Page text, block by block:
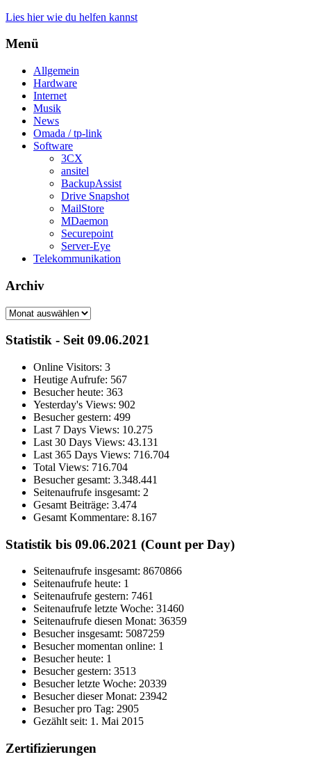
Lies hier wie du helfen kannst
Menü
Allgemein
Hardware
Internet
Musik
News
Omada / tp-link
Software
3CX
ansitel
BackupAssist
Drive Snapshot
MailStore
MDaemon
Securepoint
Server-Eye
Telekommunikation
Archiv
Archiv
Statistik - Seit 09.06.2021
Online Visitors: 3
Heutige Aufrufe: 567
Besucher heute: 363
Yesterday's Views: 902
Besucher gestern: 499
Last 7 Days Views: 10.275
Last 30 Days Views: 43.131
Last 365 Days Views: 716.704
Total Views: 716.704
Besucher gesamt: 3.348.441
Seitenaufrufe insgesamt: 2
Gesamt Beiträge: 3.474
Gesamt Kommentare: 8.167
Statistik bis 09.06.2021 (Count per Day)
Seitenaufrufe insgesamt: 8670866
Seitenaufrufe heute: 1
Seitenaufrufe gestern: 7461
Seitenaufrufe letzte Woche: 31460
Seitenaufrufe diesen Monat: 36359
Besucher insgesamt: 5087259
Besucher momentan online: 1
Besucher heute: 1
Besucher gestern: 3513
Besucher letzte Woche: 20339
Besucher dieser Monat: 23942
Besucher pro Tag: 2905
Gezählt seit: 1. Mai 2015
Zertifizierungen